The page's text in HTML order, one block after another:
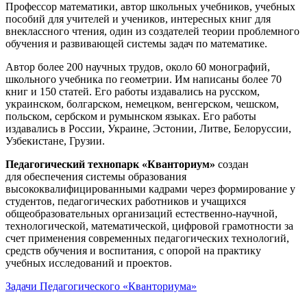
Профессор математики, автор школьных учебников, учебных
пособий для учителей и учеников, интересных книг для
внеклассного чтения, один из создателей теории проблемного
обучения и развивающей системы задач по математике.
Автор более 200 научных трудов, около 60 монографий,
школьного учебника по геометрии. Им написаны более 70
книг и 150 статей. Его работы издавались на русском,
украинском, болгарском, немецком, венгерском, чешском,
польском, сербском и румынском языках. Его работы
издавались в России, Украине, Эстонии, Литве, Белоруссии,
Узбекистане, Грузии.
Педагогический технопарк «Кванториум» создан
для обеспечения системы образования
высококвалифицированными кадрами через формирование у
студентов, педагогических работников и учащихся
общеобразовательных организаций естественно-научной,
технологической, математической, цифровой грамотности за
счет применения современных педагогических технологий,
средств обучения и воспитания, с опорой на практику
учебных исследований и проектов.
Задачи Педагогического «Кванториума»